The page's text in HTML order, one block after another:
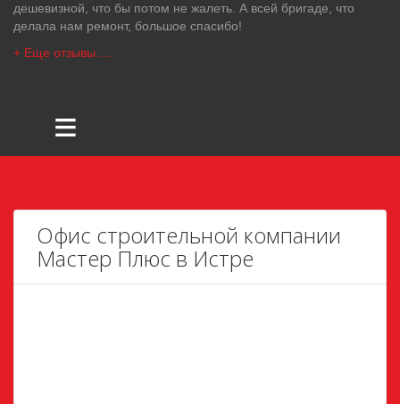
дешевизной, что бы потом не жалеть. А всей бригаде, что
делала нам ремонт, большое спасибо!
+ Еще отзывы.....
≡
Офис строительной компании
Мастер Плюс в Истре